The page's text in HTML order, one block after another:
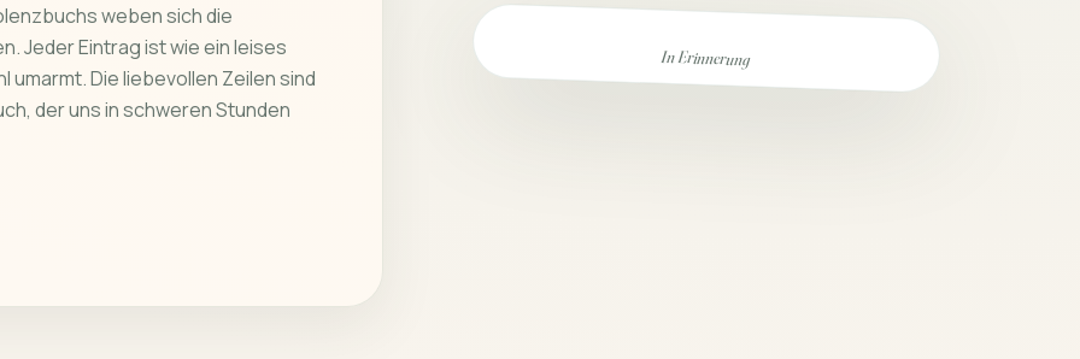
weben sich die
Jeder Eintrag ist wie ein leises
umarmt. Die liebevollen Zeilen sind
der uns in schweren Stunden
In Erinnerung